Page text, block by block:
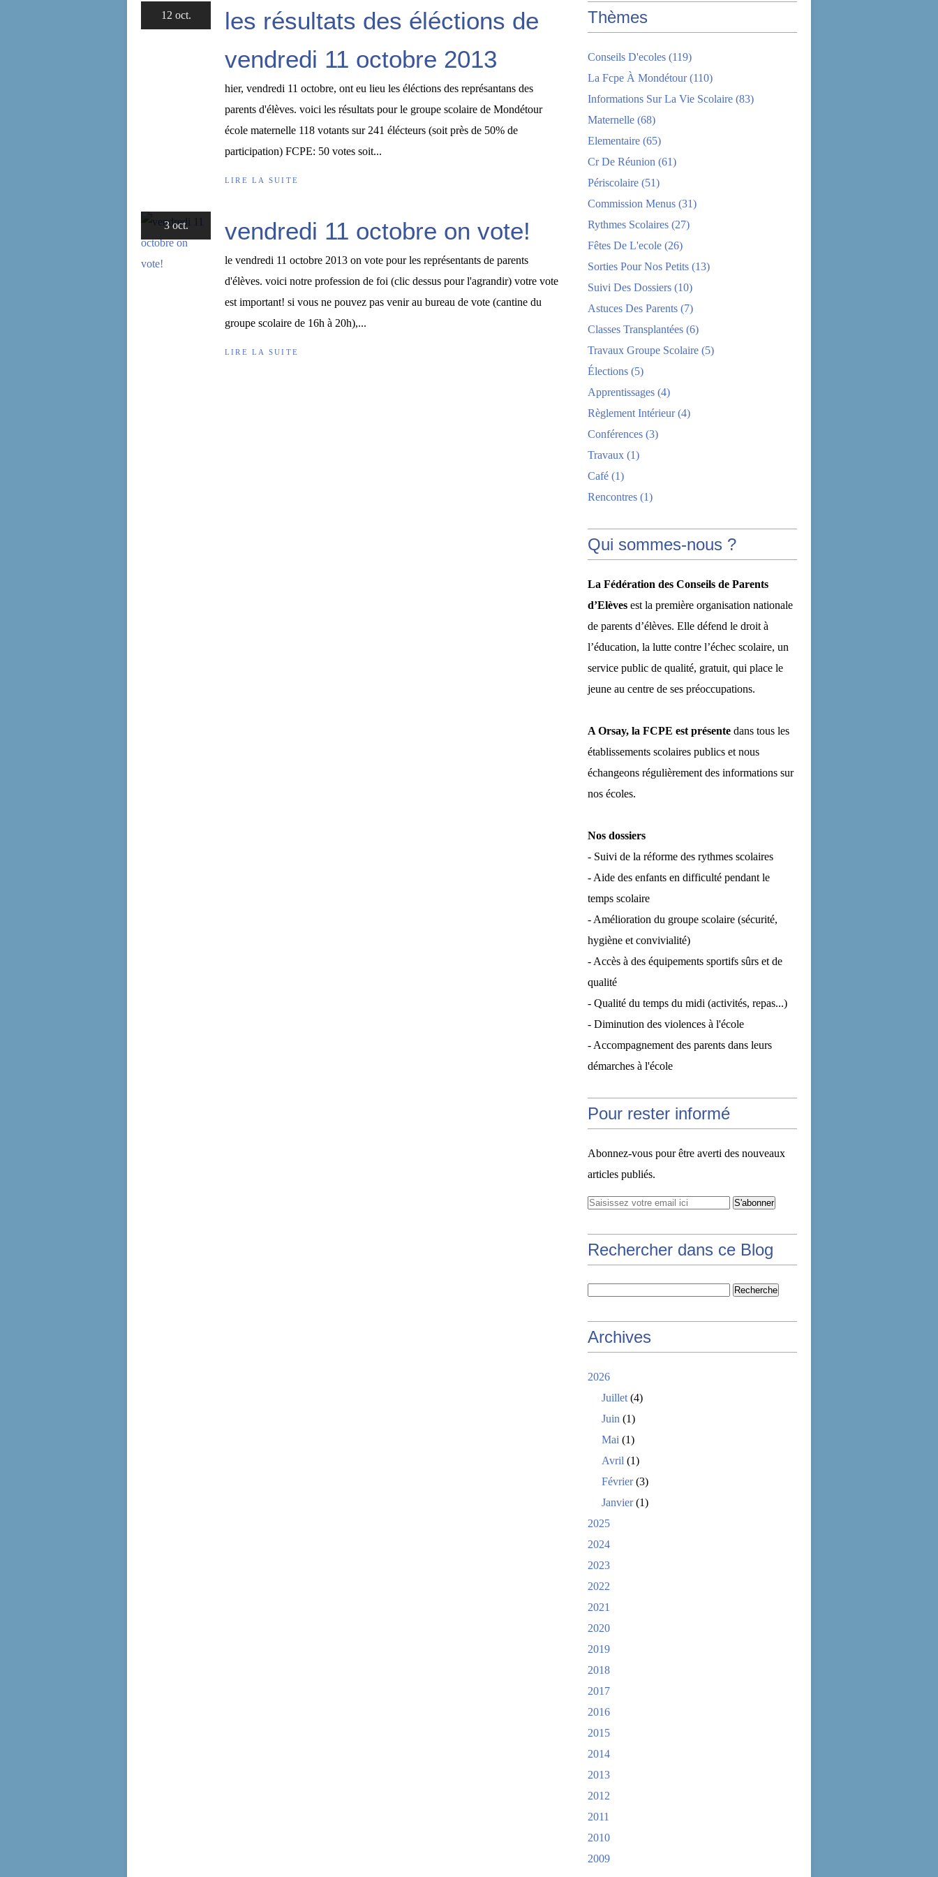
12 oct.
les résultats des éléctions de
vendredi 11 octobre 2013
hier, vendredi 11 octobre, ont eu lieu les éléctions des représantans des
parents d'élèves. voici les résultats pour le groupe scolaire de Mondétour
école maternelle 118 votants sur 241 élécteurs (soit près de 50% de
participation) FCPE: 50 votes soit...
LIRE LA SUITE
3 oct. vendredi 11 octobre on vote!
le vendredi 11 octobre 2013 on vote pour les représentants de parents
d'élèves. voici notre profession de foi (clic dessus pour l'agrandir) votre vote
est important! si vous ne pouvez pas venir au bureau de vote (cantine du
groupe scolaire de 16h à 20h),...
LIRE LA SUITE
Thèmes
Conseils D'ecoles (119)
La Fcpe À Mondétour(110)
Informations Sur La Vie Scolaire (83)
Maternelle (68)
Elementaire (65)
Cr De Réunion (61)
Périscolaire (51)
Commission Menus (31)
Rythmes Scolaires (27)
Fêtes De L'ecole (26)
Sorties Pour Nos Petits (13)
Suivi Des Dossiers (10)
Astuces Des Parents (7)
Classes Transplantées (6)
Travaux Groupe Scolaire (5)
Élections (5)
Apprentissages (4)
Règlement Intérieur(4)
Conférences (3)
Travaux (1)
Café (1)
Rencontres (1)
Qui sommes-nous ?
La Fédération des Conseils de Parents
d’Elèves est la première organisation nationale
de parents d’élèves. Elle défend le droit à
l’éducation, la lutte contre l’échec scolaire, un
service public de qualité, gratuit, qui place le
jeune au centre de ses préoccupations.
A Orsay, la FCPE est présente dans tous les
établissements scolaires publics et nous
échangeons régulièrement des informations sur
nos écoles.
Nos dossiers
- Suivi de la réforme des rythmes scolaires
- Aide des enfants en difficulté pendant le
temps scolaire
- Amélioration du groupe scolaire (sécurité,
hygiène et convivialité)
- Accès à des équipements sportifs sûrs et de
qualité
- Qualité du temps du midi (activités, repas...)
- Diminution des violences à l'école
- Accompagnement des parents dans leurs
démarches à l'école
Pour rester informé
Abonnez-vous pour être averti des nouveaux
articles publiés.
Rechercher dans ce Blog
Archives
2026
Juillet (4)
Juin (1)
Mai (1)
Avril (1)
Février(3)
Janvier(1)
2025
2024
2023
2022
2021
2020
2019
2018
2017
2016
2015
2014
2013
2012
2011
2010
2009